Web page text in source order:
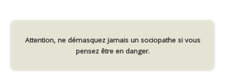
Attention, ne démasquez jamais un sociopathe si vous
pensez être en danger.